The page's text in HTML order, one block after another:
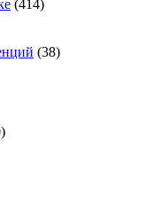
(414)
(38)